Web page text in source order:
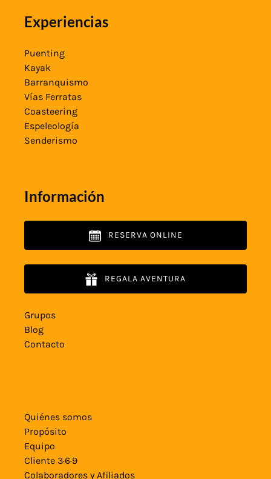
Experiencias
Puenting
Kayak
Barranquismo
Vías Ferratas
Coasteering
Espeleología
Senderismo
Información
RESERVA ONLINE
REGALA AVENTURA
Grupos
Blog
Contacto
Quiénes somos
Propósito
Equipo
Cliente 3·6·9
Colaboradores y Afiliados